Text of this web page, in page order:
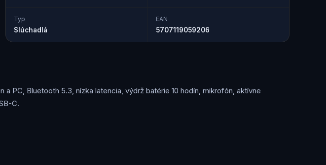
Typ
Slúchadlá
EAN
5707119059206
PC, Bluetooth 5.3, nízka latencia, výdrž batérie 10 hodín, mikrofón, aktívne
C.